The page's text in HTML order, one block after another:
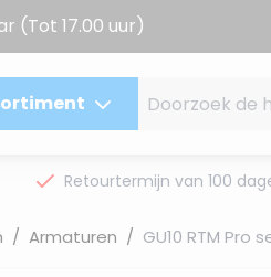
(Tot 17.00 uur)
Retourtermijn van 100
/ Armaturen / GU10 RTM